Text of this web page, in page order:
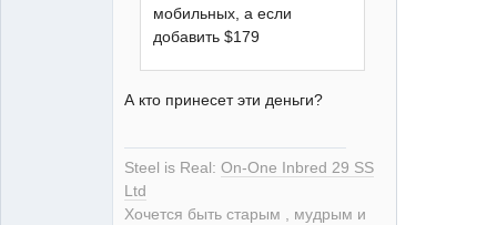
мобильных, а если
добавить $179
А кто принесет эти деньги?
Steel is Real: On-One Inbred 29 SS
Ltd
Хочется быть старым , мудрым и